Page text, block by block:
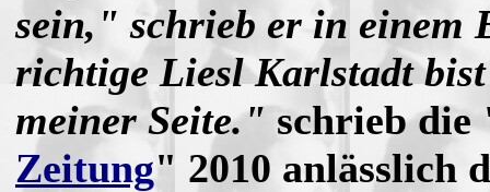
sein," schrieb er in einem
richtige Liesl Karlstadt
meiner Seite." schrieb die
Zeitung" 2010 anlässlich